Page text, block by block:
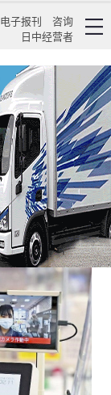
电子报刊
咨询
日中经营者